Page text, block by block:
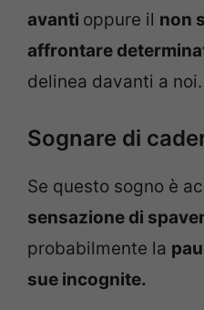
avanti oppure il non
affrontare
delinea davanti a noi.
Sognare di
Se questo sogno è
sensazione di
probabilmente la
sue incognite.